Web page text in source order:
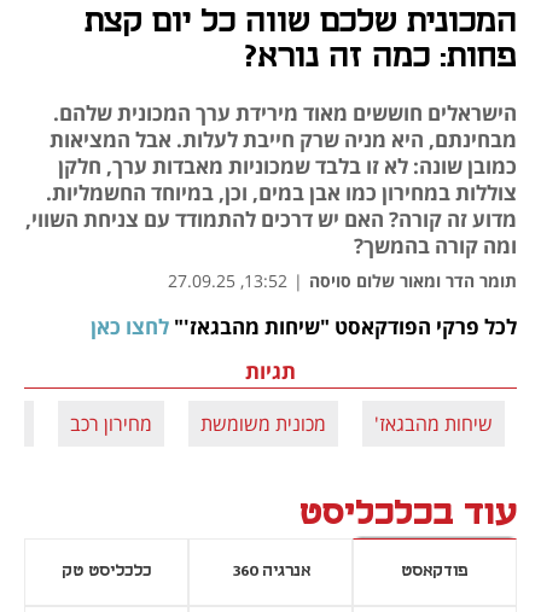
המכונית שלכם שווה כל יום קצת
פחות: כמה זה נורא?
הישראלים חוששים מאוד מירידת ערך המכונית שלהם.
מבחינתם, היא מניה שרק חייבת לעלות. אבל המציאות
כמובן שונה: לא זו בלבד שמכוניות מאבדות ערך, חלקן
צוללות במחירון כמו אבן במים, וכן, במיוחד החשמליות.
מדוע זה קורה? האם יש דרכים להתמודד עם צניחת השווי,
ומה קורה בהמשך?
תומר הדר ומאור שלום סויסה |
13:52, 27.09.25
לכל פרקי הפודקאסט "שיחות מהבגאז'" לחצו כאן
תגיות
שיחות מהבגאז' מכונית משומשת מחירון רכב
עוד בכלכליסט
פודקאסט אנרגיה 360 כלכליסט טק